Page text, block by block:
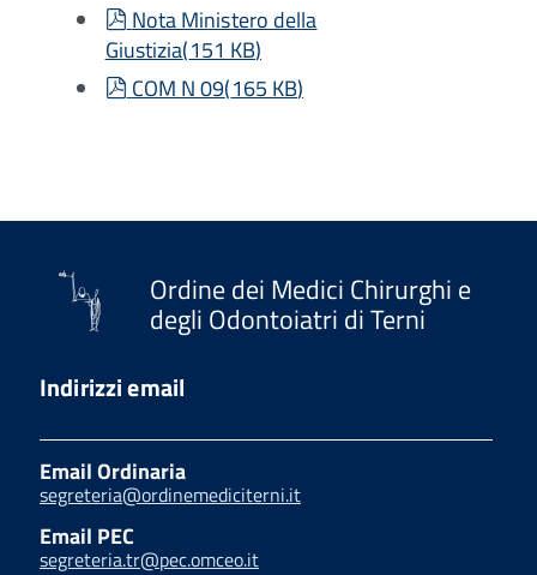
pdf
Nota Ministero della
Giustizia(151 KB)
pdf
COM N 09(165 KB)
Ordine dei Medici Chirurghi e
degli Odontoiatri di Terni
Indirizzi email
Email Ordinaria
segreteria@ordinemediciterni.it
Email PEC
segreteria.tr@pec.omceo.it